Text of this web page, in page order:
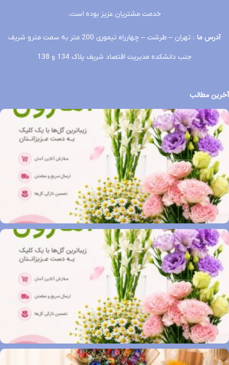
خدمت مشتریان عزیز بوده است.
آدرس ما
: تهران – طرشت – چهارراه تیموری 200 متر به سمت مترو شریف
جنب دانشکده مدیریت اقتصاد شریف پلاک 134 و 138
آخرین مطالب